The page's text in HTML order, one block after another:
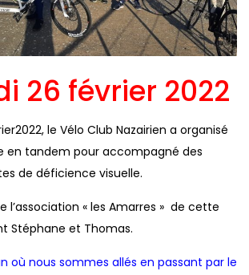
26 février 2022
le Vélo Club Nazairien a organisé
en tandem pour accompagné des
de déficience visuelle.
l’association « les Amarres » de cette
Stéphane et Thomas.
où nous sommes allés en passant par le